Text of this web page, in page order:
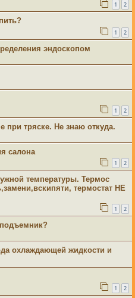
1 2
1 2
эндоскопом
1 2
при тряске. Не знаю откуда.
салона
1 2
температуры. Термос
термостат НЕ
1 2
охлаждающей жидкости и
1 2